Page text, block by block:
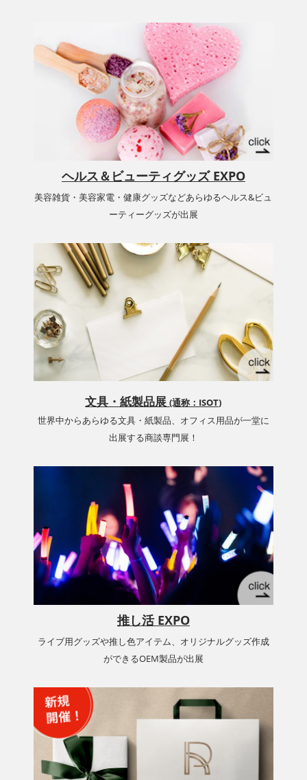
ヘルス＆ビューティグッズ EXPO
美容雑貨・美容家電・健康グッズなどあらゆるヘルス&ビュ
ーティーグッズが出展
文具・紙製品展(通称：ISOT)
世界中からあらゆる文具・紙製品、オフィス用品が一堂に
出展する商談専門展！
推し活 EXPO
ライブ用グッズや推し色アイテム、オリジナルグッズ作成
ができるOEM製品が出展